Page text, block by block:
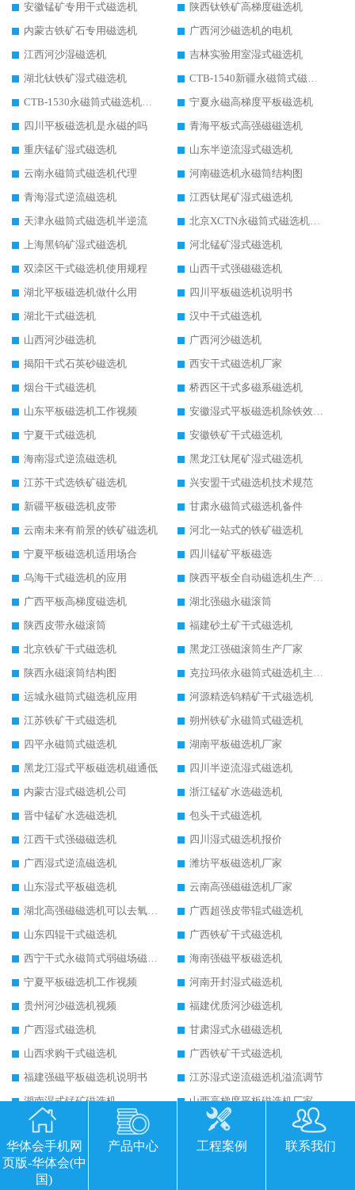
安徽锰矿专用干式磁选机
陕西钛铁矿高梯度磁选机
内蒙古铁矿石专用磁选机
广西河沙磁选机的电机
江西河沙湿磁选机
吉林实验用室湿式磁选机
湖北钛铁矿湿式磁选机
CTB-1540新疆永磁筒式磁选机
CTB-1530永磁筒式磁选机代理商
宁夏永磁高梯度平板磁选机
四川平板磁选机是永磁的吗
青海平板式高强磁磁选机
重庆锰矿湿式磁选机
山东半逆流湿式磁选机
云南永磁筒式磁选机代理
河南磁选机永磁筒结构图
青海湿式逆流磁选机
江西钛尾矿湿式磁选机
天津永磁筒式磁选机半逆流
北京XCTN永磁筒式磁选机磁块位置
上海黑钨矿湿式磁选机
河北锰矿湿式磁选机
双滦区干式磁选机使用规程
山西干式强磁磁选机
湖北平板磁选机做什么用
四川平板磁选机说明书
湖北干式磁选机
汉中干式磁选机
山西河沙磁选机
广西河沙磁选机
揭阳干式石英砂磁选机
西安干式磁选机厂家
烟台干式磁选机
桥西区干式多磁系磁选机
山东平板磁选机工作视频
安徽湿式平板磁选机除铁效果怎么样
宁夏干式磁选机
安徽铁矿干式磁选机
海南湿式逆流磁选机
黑龙江钛尾矿湿式磁选机
江苏干式选铁矿磁选机
兴安盟干式磁选机技术规范
新疆平板磁选机皮带
甘肃永磁筒式磁选机备件
云南未来有前景的铁矿磁选机
河北一站式的铁矿磁选机
宁夏平板磁选机适用场合
四川锰矿平板磁选
乌海干式磁选机的应用
陕西平板全自动磁选机生产厂家
广西平板高梯度磁选机
湖北强磁永磁滚筒
陕西皮带永磁滚筒
福建砂土矿干式磁选机
北京铁矿干式磁选机
黑龙江强磁滚筒生产厂家
陕西永磁滚筒结构图
克拉玛依永磁筒式磁选机主要技术参数
运城永磁筒式磁选机应用
河源精选钨精矿干式磁选机
江苏铁矿干式磁选机
朔州铁矿永磁筒式磁选机
四平永磁筒式磁选机
湖南平板磁选机厂家
黑龙江湿式平板磁选机磁通低
四川半逆流湿式磁选机
内蒙古湿式磁选机公司
浙江锰矿水选磁选机
晋中锰矿水选磁选机
包头干式磁选机
江西干式强磁磁选机
四川湿式磁选机报价
广西湿式逆流磁选机
潍坊平板磁选机厂家
山东湿式平板磁选机
云南高强磁磁选机厂家
湖北高强磁磁选机可以去氧化铝
广西超强皮带辊式磁选机
山东四辊干式磁选机
广西铁矿干式磁选机
西宁干式永磁筒式弱磁场磁选机结构图
海南强磁平板磁选机
宁夏平板磁选机工作视频
河南开封湿式磁选机
贵州河沙磁选机视频
福建优质河沙磁选机
广西湿式磁选机
甘肃湿式永磁磁选机
山西求购干式磁选机
广西铁矿干式磁选机
福建强磁平板磁选机说明书
江苏湿式逆流磁选机溢流调节
湖南湿式锰矿磁选机
山西高梯度平板磁选机厂家
内蒙古铁矿干式磁选机
山西干粉立式磁选机
河北矿石干式磁选机
重庆铁矿干式磁选机
宁夏三盘干式磁选机
华体会手机网
页版-华体会(中
国)
产品中心 工程案例 联系我们